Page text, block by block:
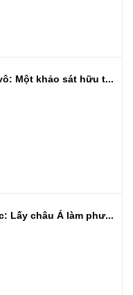
Một khảo sát hữu t...
Lấy châu Á làm phư...